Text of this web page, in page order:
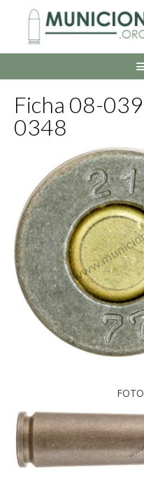
contenido
Ficha 08-
0348